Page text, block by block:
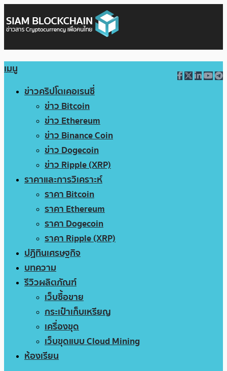
เมนู
ข่าวคริปโตเคอเรนซี่
ข่าว Bitcoin
ข่าว Ethereum
ข่าว Binance Coin
ข่าว Dogecoin
ข่าว Ripple (XRP)
ราคาและการวิเคราะห์
ราคา Bitcoin
ราคา Ethereum
ราคา Dogecoin
ราคา Ripple (XRP)
ปฏิทินเศรษฐกิจ
บทความ
รีวิวผลิตภัณฑ์
เว็บซื้อขาย
กระเป๋าเก็บเหรียญ
เครื่องขุด
เว็บขุดแบบ Cloud Mining
ห้องเรียน